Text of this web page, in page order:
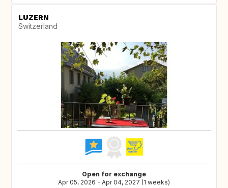
LUZERN
Switzerland
Open for exchange
Apr 05, 2026 - Apr 04, 2027 (1 weeks)